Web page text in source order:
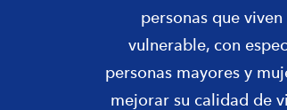
personas que
vulnerable, con
personas mayores y
mejorar su calidad de